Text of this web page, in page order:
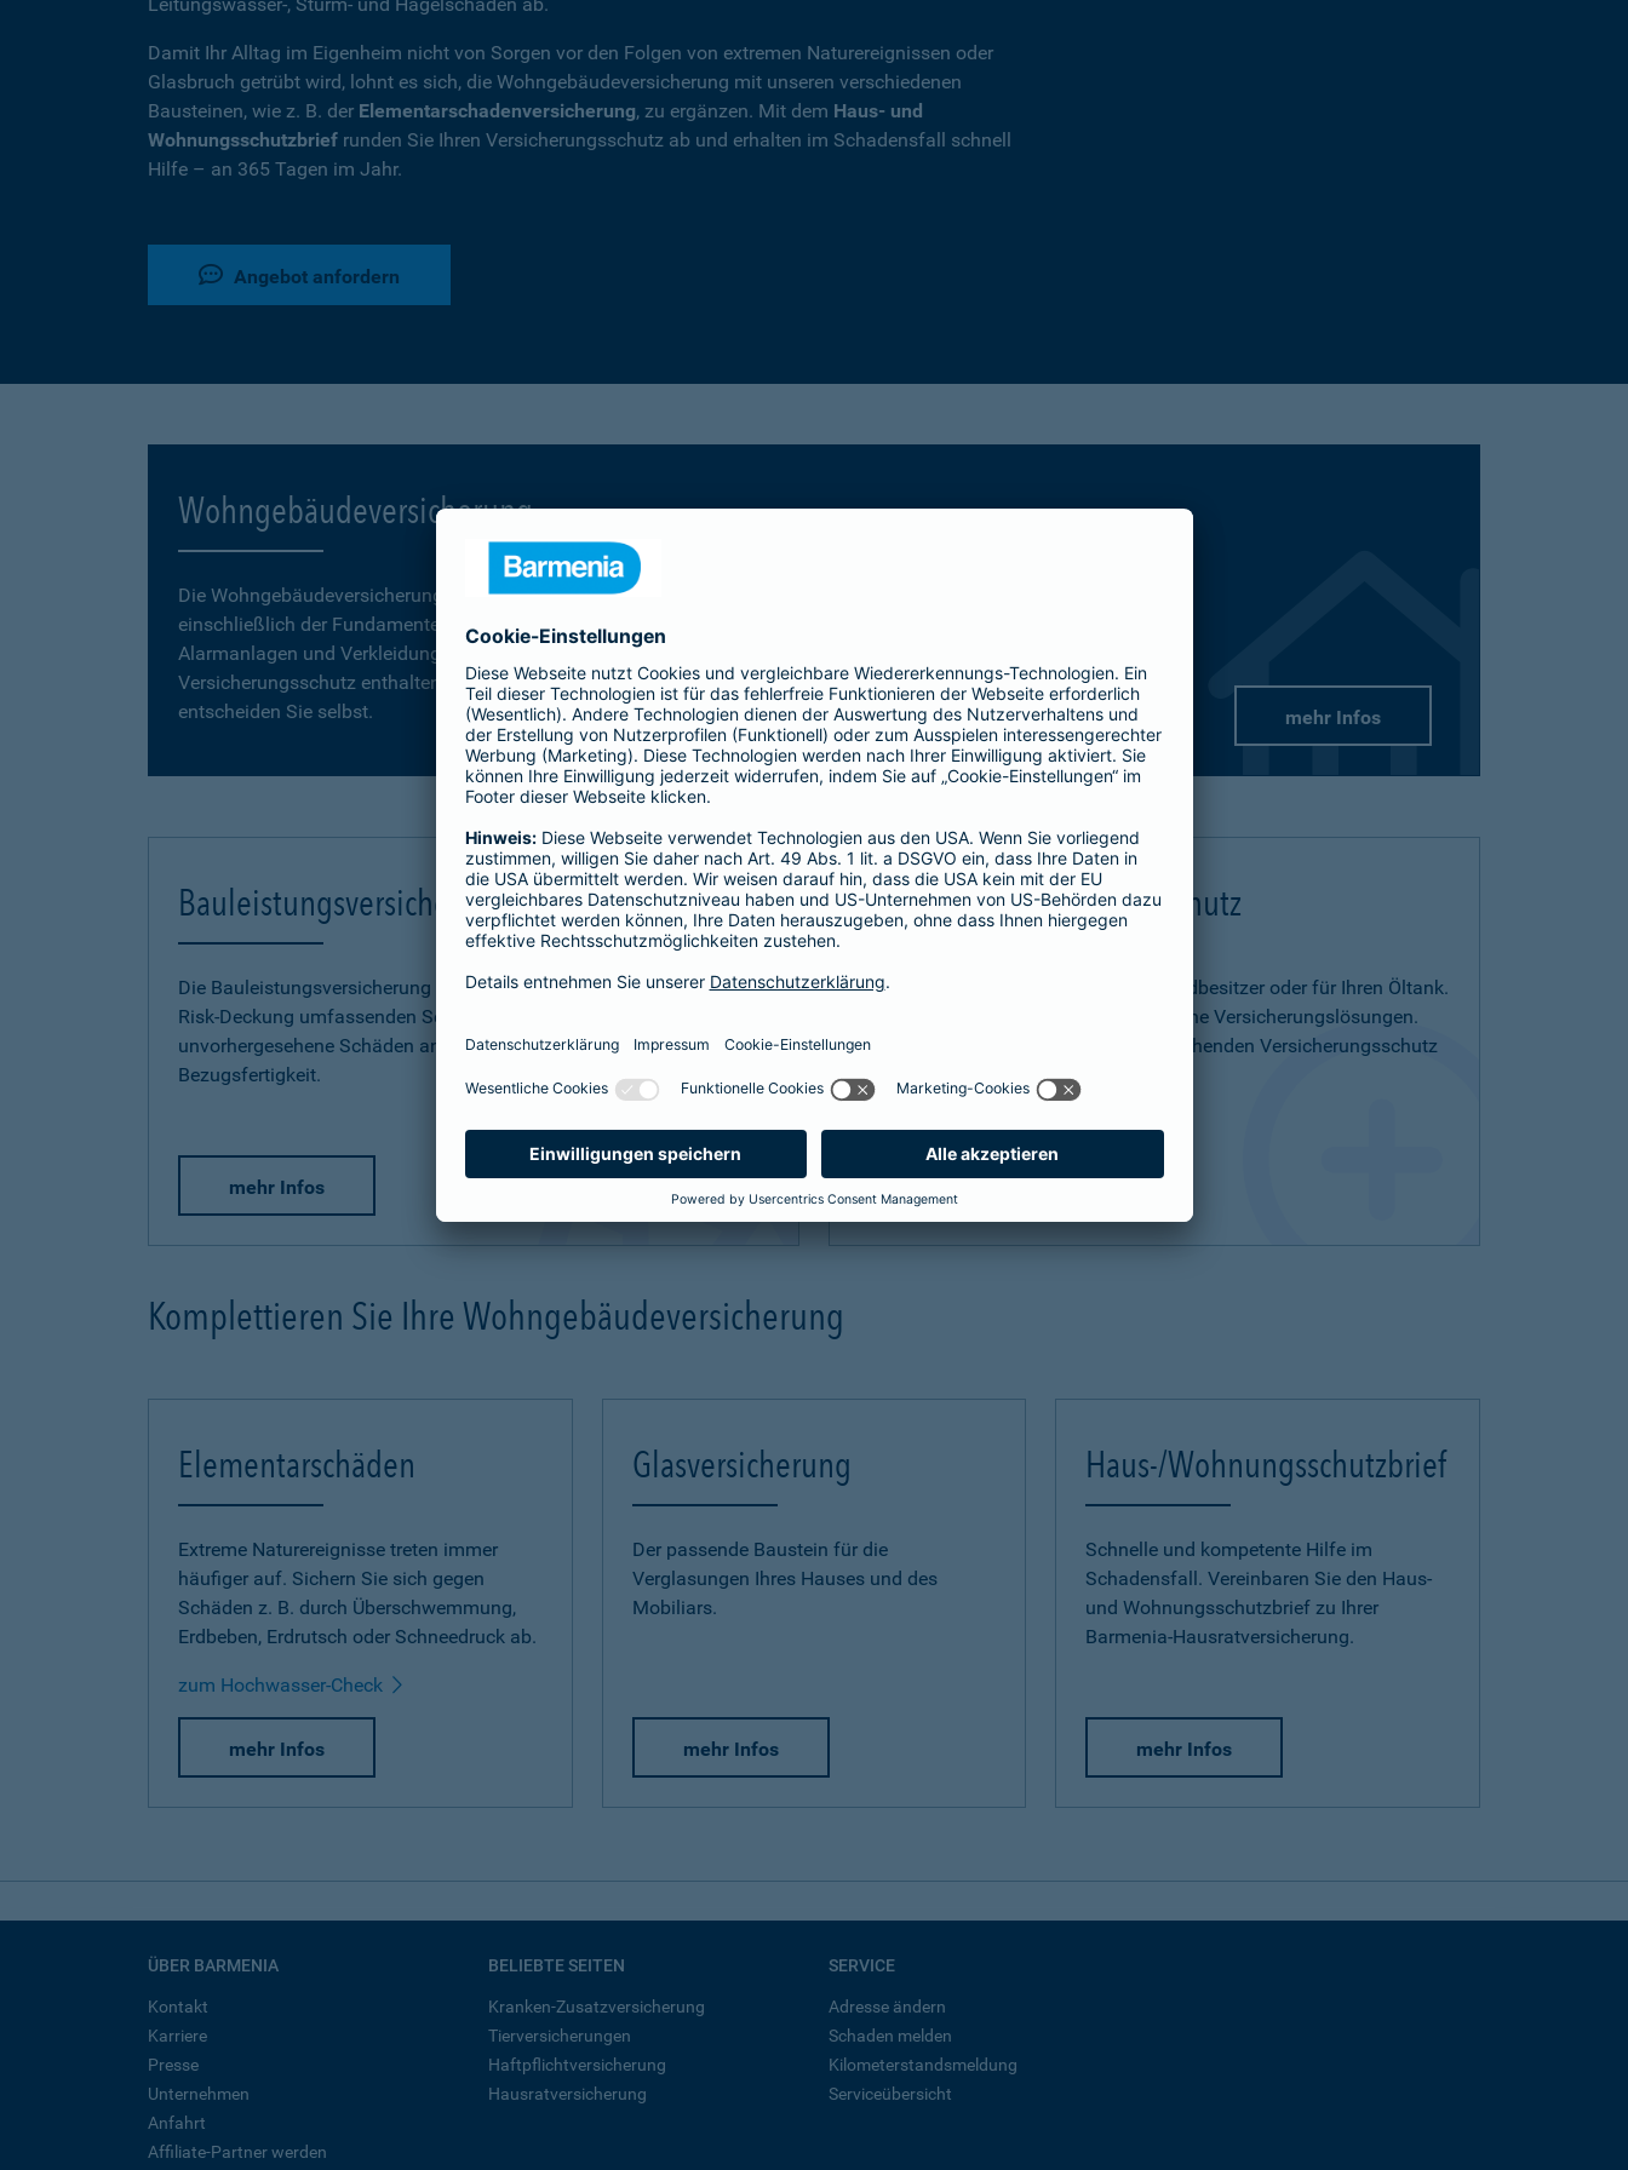
Damit Ihr Alltag im Eigenheim nicht von Sorgen vor den Folgen von extremen Naturereignissen oder
Glasbruch getrübt wird, lohnt es sich, die Wohngebäudeversicherung mit unseren verschiedenen
Bausteinen, wie z. B. der Elementarschadenversicherung, zu ergänzen. Mit dem Haus- und
Wohnungsschutzbrief runden Sie Ihren Versicherungsschutz ab und erhalten im Schadensfall schnell
Hilfe – an 365 Tagen im Jahr.
Angebot anfordern
Wohngebäudeversicherung
Die Wohngebäudeversicherung umfasst das gesamte Gebäude mit seinen Bestandteilen
einschließlich der Fundamente, Grund- und Kellermauern. Zubehör, wie z. B. Antennen, Markisen,
Alarmanlagen und Verkleidungen, wie z. B. Schindelverkleidung, sind ebenfalls im
Versicherungsschutz enthalten. Vergleichen Sie den Basis-, Top- und Premium-Schutz und
entscheiden Sie selbst.
mehr Infos
Bauleistungsversicherung
Die Bauleistungsversicherung der Barmenia bietet Ihnen mit der All-
Risk-Deckung umfassenden Schutz vor finanziellen Verlusten durch
unvorhergesehene Schäden an Ihrem Neubau - bis zur
Bezugsfertigkeit.
mehr Infos
Ergänzender Haftpflichtschutz
Ob als Bauherr, bereits Haus- und Grundbesitzer oder für Ihren Öltank.
Individuelle Situationen benötigen eigene Versicherungslösungen.
Hier bietet Ihnen die Barmenia entsprechenden Versicherungsschutz
für Ihre persönliche Situation.
Komplettieren Sie Ihre Wohngebäudeversicherung
Elementarschäden
Extreme Naturereignisse treten immer
häufiger auf. Sichern Sie sich gegen
Schäden z. B. durch Überschwemmung,
Erdbeben, Erdrutsch oder Schneedruck ab.
zum Hochwasser-Check
mehr Infos
Glasversicherung
Der passende Baustein für die
Verglasungen Ihres Hauses und des
Mobiliars.
mehr Infos
Haus-/Wohnungsschutzbrief
Schnelle und kompetente Hilfe im
Schadensfall. Vereinbaren Sie den Haus-
und Wohnungsschutzbrief zu Ihrer
Barmenia-Hausratversicherung.
mehr Infos
ÜBER BARMENIA
Kontakt
Karriere
Presse
Unternehmen
Anfahrt
Affiliate-Partner werden
BELIEBTE SEITEN
Kranken-Zusatzversicherung
Tierversicherungen
Haftpflichtversicherung
Hausratversicherung
SERVICE
Adresse ändern
Schaden melden
Kilometerstandsmeldung
Serviceübersicht